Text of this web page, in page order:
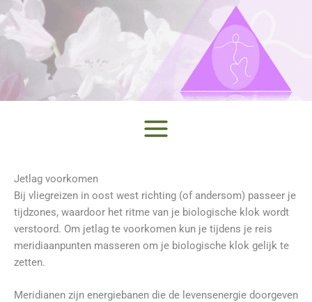
Ga
naar
de
inhoud
Jetlag voorkomen
Bij vliegreizen in oost west richting (of andersom) passeer je
tijdzones, waardoor het ritme van je biologische klok wordt
verstoord. Om jetlag te voorkomen kun je tijdens je reis
meridiaanpunten masseren om je biologische klok gelijk te
zetten.
Meridianen zijn energiebanen die de levensenergie doorgeven